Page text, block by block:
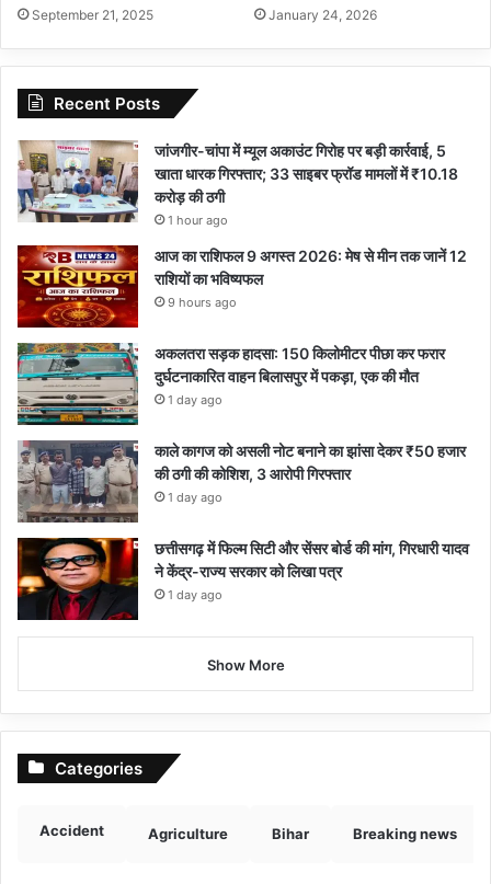
September 21, 2025 January 24, 2026
Recent Posts
जांजगीर-चांपा में म्यूल अकाउंट गिरोह पर बड़ी कार्रवाई, 5
खाता धारक गिरफ्तार; 33 साइबर फ्रॉड मामलों में ₹10.18
करोड़ की ठगी
1 hour ago
आज का राशिफल 9 अगस्त 2026: मेष से मीन तक जानें 12
राशियों का भविष्यफल
9 hours ago
अकलतरा सड़क हादसा: 150 किलोमीटर पीछा कर फरार
दुर्घटनाकारित वाहन बिलासपुर में पकड़ा, एक की मौत
1 day ago
काले कागज को असली नोट बनाने का झांसा देकर ₹50 हजार
की ठगी की कोशिश, 3 आरोपी गिरफ्तार
1 day ago
छत्तीसगढ़ में फिल्म सिटी और सेंसर बोर्ड की मांग, गिरधारी यादव
ने केंद्र-राज्य सरकार को लिखा पत्र
1 day ago
Show More
Categories
Accident Agriculture Bihar Breaking news